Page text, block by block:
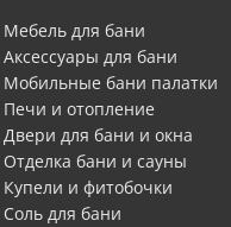
Мебель для бани
Аксессуары для бани
Мобильные бани палатки
Печи и отопление
Двери для бани и окна
Отделка бани и сауны
Купели и фитобочки
Соль для бани